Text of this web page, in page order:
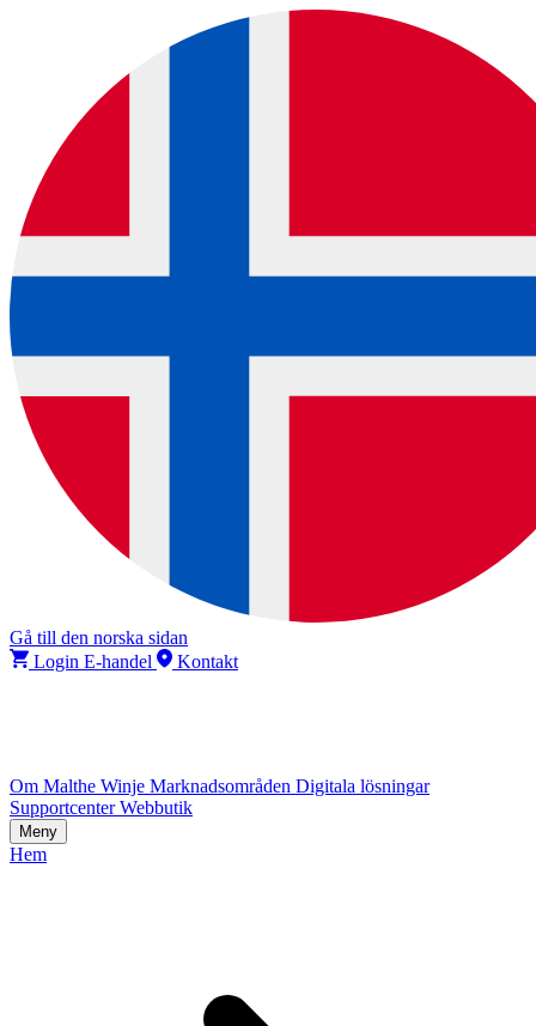
Gå till den norska sidan
Login E-handel
Kontakt
Om Malthe Winje Marknadsområden Digitala lösningar
SupportcenterWebbutik
Meny
Hem